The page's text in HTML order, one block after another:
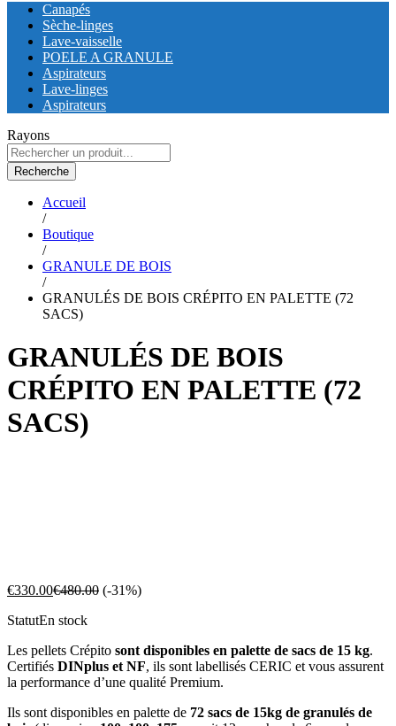
Canapés
Sèche-linges
Lave-vaisselle
POELE A GRANULE
Aspirateurs
Lave-linges
Aspirateurs
Rayons
Recherche
Accueil
/
Boutique
/
GRANULE DE BOIS
/
GRANULÉS DE BOIS CRÉPITO EN PALETTE (72
SACS)
GRANULÉS DE BOIS
CRÉPITO EN PALETTE (72
SACS)
€330.00€480.00 (-31%)
StatutEn stock
Les pellets Crépito sont disponibles en palette de sacs de 15 kg.
Certifiés DINplus et NF, ils sont labellisés CERIC et vous assurent
la performance d’une qualité Premium.
Ils sont disponibles en palette de 72 sacs de 15kg de granulés de